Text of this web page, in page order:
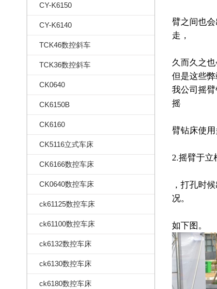
CY-K6150
CY-K6140
TCK46数控斜车
TCK36数控斜车
CK0640
CK6150B
CK6160
CK5116立式车床
CK6166数控车床
CK0640数控车床
ck61125数控车床
ck61100数控车床
ck6132数控车床
ck6130数控车床
ck6180数控车床
臂之间也
走，
久而久之
但是这些
我公司摇
摇
臂钻床使
2.摇臂于立
，打孔时
况。
如下图。